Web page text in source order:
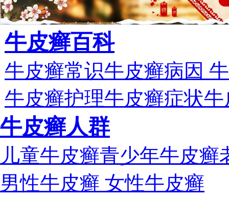
牛皮癣百科
牛皮癣常识牛皮癣病因
牛皮癣护理牛皮癣症状牛
牛皮癣人群
儿童牛皮癣青少年牛皮癣
男性牛皮癣 女性牛皮癣